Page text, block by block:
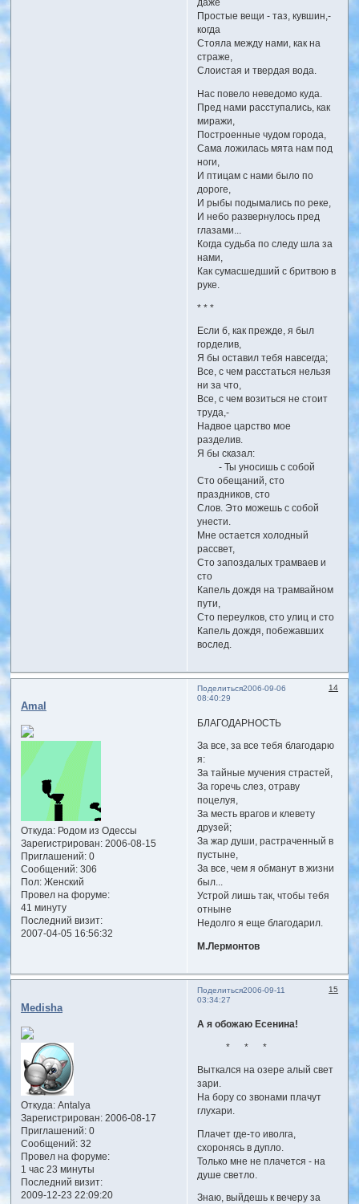
даже
Простые вещи - таз, кувшин,-
когда
Стояла между нами, как на
страже,
Слоистая и твердая вода.
Нас повело неведомо куда.
Пред нами расступались, как
миражи,
Построенные чудом города,
Сама ложилась мята нам под
ноги,
И птицам с нами было по
дороге,
И рыбы подымались по реке,
И небо развернулось пред
глазами...
Когда судьба по следу шла за
нами,
Как сумасшедший с бритвою в
руке.
* * *
Если б, как прежде, я был
горделив,
Я бы оставил тебя навсегда;
Все, с чем расстаться нельзя
ни за что,
Все, с чем возиться не стоит
труда,-
Надвое царство мое
разделив.
Я бы сказал:
- Ты уносишь с собой
Сто обещаний, сто
праздников, сто
Слов. Это можешь с собой
унести.
Мне остается холодный
рассвет,
Сто запоздалых трамваев и
сто
Капель дождя на трамвайном
пути,
Сто переулков, сто улиц и сто
Капель дождя, побежавших
вослед.
Поделиться 14
2006-09-06
08:40:29
Amal
Откуда:Родом из Одессы
Зарегистрирован: 2006-08-15
Приглашений:0
Сообщений:306
Пол:Женский
Провел на форуме:
41 минуту
Последний визит:
2007-04-05 16:56:32
БЛАГОДАРНОСТЬ
За все, за все тебя благодарю
я:
За тайные мучения страстей,
За горечь слез, отраву
поцелуя,
За месть врагов и клевету
друзей;
За жар души, растраченный в
пустыне,
За все, чем я обманут в жизни
был...
Устрой лишь так, чтобы тебя
отныне
Недолго я еще благодарил.
М.Лермонтов
Поделиться 15
2006-09-11
03:34:27
Medisha
Откуда:Antalya
Зарегистрирован: 2006-08-17
Приглашений:0
Сообщений:32
Провел на форуме:
1 час 23 минуты
Последний визит:
2009-12-23 22:09:20
А я обожаю Есенина!
* * *
Выткался на озере алый свет
зари.
На бору со звонами плачут
глухари.
Плачет где-то иволга,
схоронясь в дупло.
Только мне не плачется - на
душе светло.
Знаю, выйдешь к вечеру за